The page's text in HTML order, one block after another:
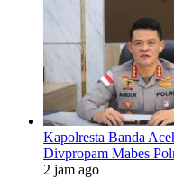
Kapolresta Banda
Divpropam Mabes
2 jam ago